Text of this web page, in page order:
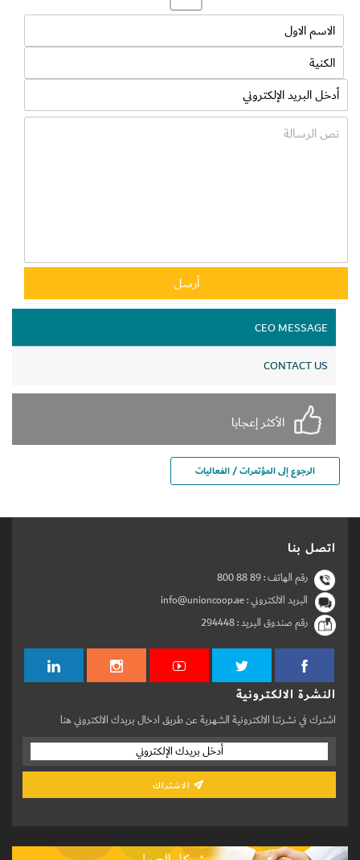
CEO MESSAGE
CONTACT US
الأكثر إعجابا
الرجوع إلى المؤتمرات / الفعاليات
اتصل بنا
رقم الهاتف :800 88 89
البريد الالكتروني : info@unioncoop.ae
رقم صندوق البريد :294448
النشرة الالكترونية
اشترك في نشرتنا الالكترونية الشهرية عن طريق ادخال بريدك الالكتروني هنا